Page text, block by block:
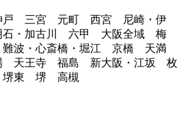
戸 三宮 元町 西宮 尼崎・伊
・加古川 六甲 大阪全域 梅
難波・心斎橋・堀江 京橋 天満
天王寺 福島 新大阪・江坂 枚
堺東 堺 高槻